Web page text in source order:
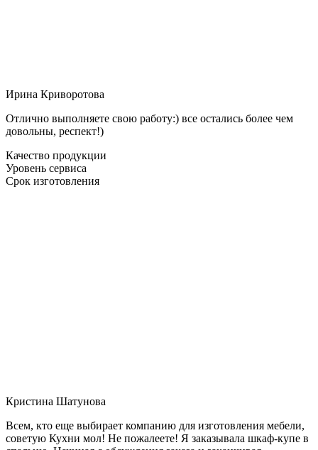
Ирина Криворотова
Отлично выполняете свою работу:) все остались более чем
довольны, респект!)
Качество продукции
Уровень сервиса
Срок изготовления
Кристина Шатунова
Всем, кто еще выбирает компанию для изготовления мебели,
советую Кухни мол! Не пожалеете! Я заказывала шкаф-купе в